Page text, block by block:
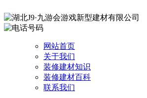
网站首页
关于我们
装修建材知识
装修建材百科
联系我们